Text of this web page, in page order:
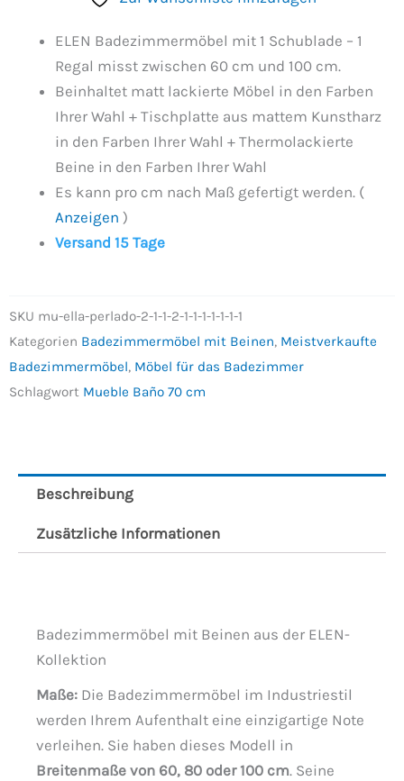
ELEN Badezimmermöbel mit 1 Schublade – 1
Regal misst zwischen 60 cm und 100 cm.
Beinhaltet matt lackierte Möbel in den Farben
Ihrer Wahl + Tischplatte aus mattem Kunstharz
in den Farben Ihrer Wahl + Thermolackierte
Beine in den Farben Ihrer Wahl
Es kann pro cm nach Maß gefertigt werden. (
Anzeigen )
Versand 15 Tage
SKU mu-ella-perlado-2-1-1-2-1-1-1-1-1-1-1
Kategorien Badezimmermöbel mit Beinen, Meistverkaufte
Badezimmermöbel, Möbel für das Badezimmer
Schlagwort Mueble Baño 70 cm
Beschreibung
Zusätzliche Informationen
Badezimmermöbel mit Beinen aus der ELEN-
Kollektion
Maße: Die Badezimmermöbel im Industriestil
werden Ihrem Aufenthalt eine einzigartige Note
verleihen. Sie haben dieses Modell in
Breitenmaße von 60, 80 oder 100 cm. Seine